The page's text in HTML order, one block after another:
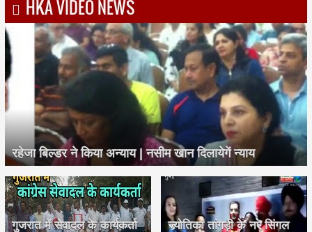
HKA VIDEO NEWS
रहेजा बिल्डर ने किया अन्याय | नसीम खान दिलायेगें न्याय
गुजरात में सेवादल के कार्यकर्ता
ज्योतिका तांगड़ी के नए सिंगल